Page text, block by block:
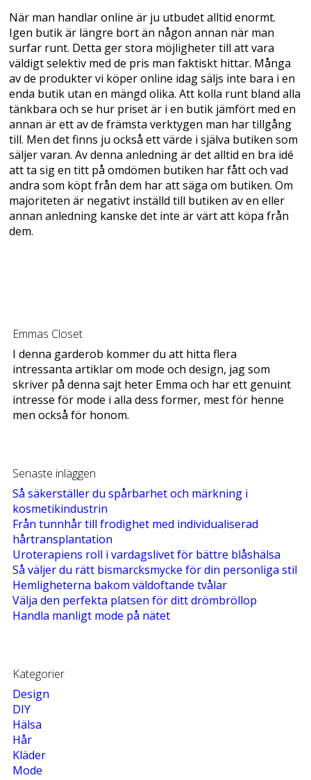
När man handlar online är ju utbudet alltid enormt.
Igen butik är längre bort än någon annan när man
surfar runt. Detta ger stora möjligheter till att vara
väldigt selektiv med de pris man faktiskt hittar. Många
av de produkter vi köper online idag säljs inte bara i en
enda butik utan en mängd olika. Att kolla runt bland alla
tänkbara och se hur priset är i en butik jämfört med en
annan är ett av de främsta verktygen man har tillgång
till. Men det finns ju också ett värde i själva butiken som
säljer varan. Av denna anledning är det alltid en bra idé
att ta sig en titt på omdömen butiken har fått och vad
andra som köpt från dem har att säga om butiken. Om
majoriteten är negativt inställd till butiken av en eller
annan anledning kanske det inte är värt att köpa från
dem.
Emmas Closet
I denna garderob kommer du att hitta flera
intressanta artiklar om mode och design, jag som
skriver på denna sajt heter Emma och har ett genuint
intresse för mode i alla dess former, mest för henne
men också för honom.
Senaste inläggen
Så säkerställer du spårbarhet och märkning i
kosmetikindustrin
Från tunnhår till frodighet med individualiserad
hårtransplantation
Uroterapiens roll i vardagslivet för bättre blåshälsa
Så väljer du rätt bismarcksmycke för din personliga stil
Hemligheterna bakom väldoftande tvålar
Välja den perfekta platsen för ditt drömbröllop
Handla manligt mode på nätet
Kategorier
Design
DIY
Hälsa
Hår
Kläder
Mode